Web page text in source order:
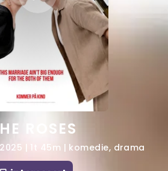
ROSES
| 1t 45m | komedie, drama